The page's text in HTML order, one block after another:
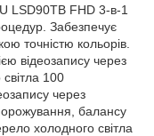
LSD90TB FHD 3-в-1
Забезпечує
точністю кольорів.
відеозапису через
100
через
балансу
холодного світла